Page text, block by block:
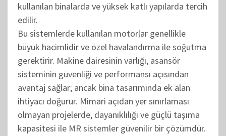
kullanılan binalarda ve yüksek katlı yapılarda tercih
edilir.
Bu sistemlerde kullanılan motorlar genellikle
büyük hacimlidir ve özel havalandırma ile soğutma
gerektirir. Makine dairesinin varlığı, asansör
sisteminin güvenliği ve performansı açısından
avantaj sağlar; ancak bina tasarımında ek alan
ihtiyacı doğurur. Mimari açıdan yer sınırlaması
olmayan projelerde, dayanıklılığı ve güçlü taşıma
kapasitesi ile MR sistemler güvenilir bir çözümdür.